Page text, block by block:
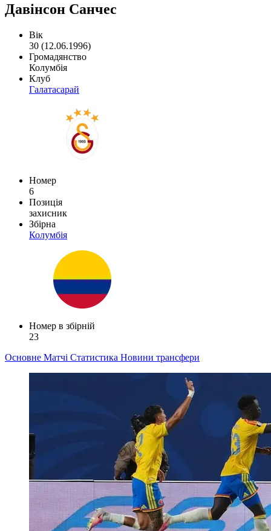
Давінсон Санчес
Вік
30 (12.06.1996)
Громадянство
Колумбія
Клуб
Галатасарай
Номер
6
Позиція
захисник
Збірна
Колумбія
Номер в збірній
23
Основне Матчі Статистика Новини трансфери